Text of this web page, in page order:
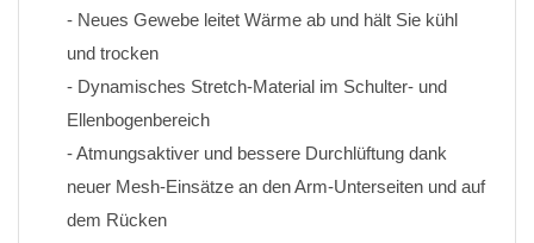
- Neues Gewebe leitet Wärme ab und hält Sie kühl
und trocken
- Dynamisches Stretch-Material im Schulter- und
Ellenbogenbereich
- Atmungsaktiver und bessere Durchlüftung dank
neuer Mesh-Einsätze an den Arm-Unterseiten und auf
dem Rücken